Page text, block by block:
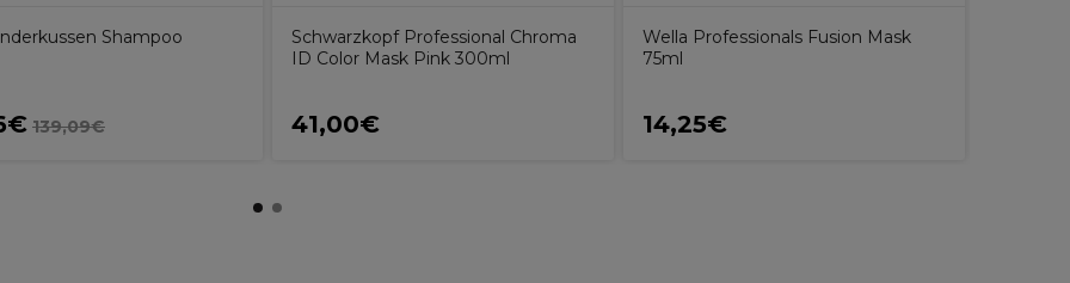
Shampoo
139,09€
Schwarzkopf Professional Chroma
ID Color Mask Pink 300ml
41,00€
Wella Professionals Fusion Mask
75ml
14,25€